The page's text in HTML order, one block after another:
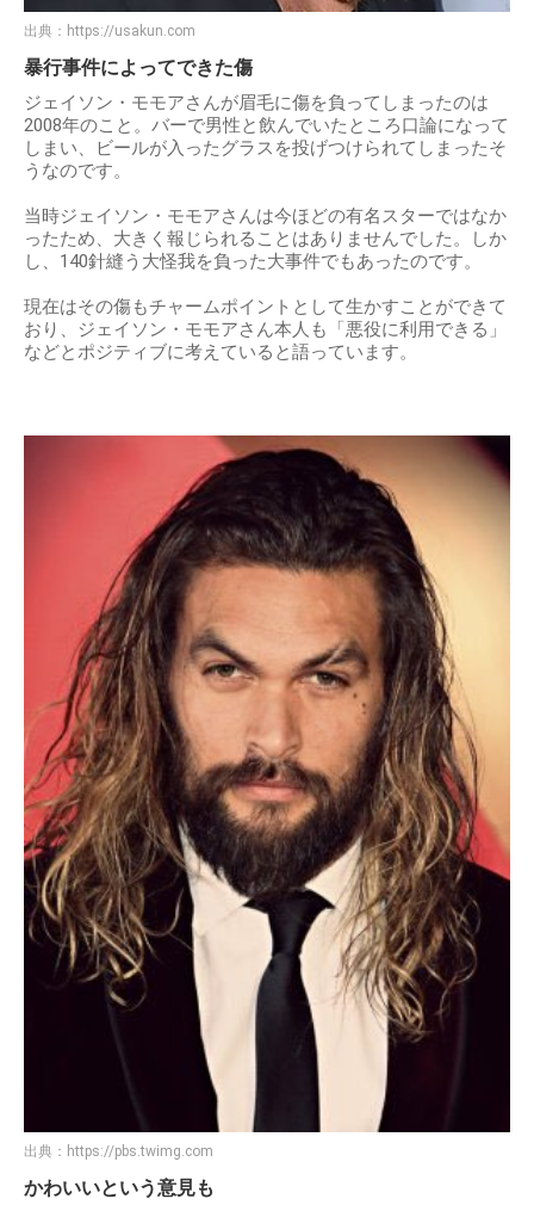
出典： https://usakun.com
暴行事件によってできた傷
ジェイソン・モモアさんが眉毛に傷を負ってしまったのは
2008年のこと。バーで男性と飲んでいたところ口論になって
しまい、ビールが入ったグラスを投げつけられてしまったそ
うなのです。
当時ジェイソン・モモアさんは今ほどの有名スターではなか
ったため、大きく報じられることはありませんでした。しか
し、140針縫う大怪我を負った大事件でもあったのです。
現在はその傷もチャームポイントとして生かすことができて
おり、ジェイソン・モモアさん本人も「悪役に利用できる」
などとポジティブに考えていると語っています。
出典： https://pbs.twimg.com
かわいいという意見も